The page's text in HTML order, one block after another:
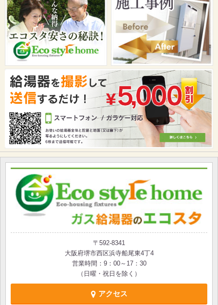
〒592-8341
大阪府堺市西区浜寺船尾東4丁4
営業時間：9：00～17：30
（日曜・祝日を除く）
アクセス